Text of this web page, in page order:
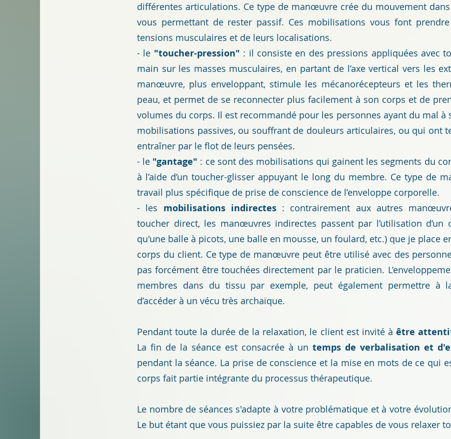
différentes articulations. Ce type de manœuvre crée du mouvement
vous permettant de rester passif. Ces mobilisations vous font
tensions musculaires et de leurs localisations.
- le "toucher-pression" : il consiste en des pressions appliquées avec
main sur les masses musculaires, en partant de l’axe vertical vers les
manœuvre, plus enveloppant, stimule les mécanorécepteurs et les
peau, et permet de se reconnecter plus facilement à son corps et de
volumes du corps. Il est recommandé pour les personnes ayant du mal à
mobilisations passives, ou souffrant de douleurs articulaires, ou qui ont
entraîner par le flot de leurs pensées.
- le "gantage" : ce sont des mobilisations qui gainent les segments du
à l’aide d’un toucher-glisser appuyant le long du membre. Ce type de
travail plus spécifique de prise de conscience de l’enveloppe corporelle.
- les mobilisations indirectes: contrairement aux autres
toucher direct, les manœuvres indirectes passent par l’utilisation d’un
qu'une balle à picots, une balle en mousse, un foulard, etc.) que je place
corps du client. Ce type de manœuvre peut être utilisé avec des
pas forcément être touchées directement par le praticien.
membres dans du tissu par exemple, peut également permettre à
d’accéder à un vécu très archaïque.
Pendant toute la durée de la relaxation, le client est invité àêtre
La fin de la séance est consacrée à un temps de verbalisation et
pendant la séance. La prise de conscience et la mise en mots de ce qui
corps fait partie intégrante du processus thérapeutique.
Le nombre de séances s'adapte à votre problématique et à votre
Le but étant que vous puissiez par la suite être capables de vous relaxer